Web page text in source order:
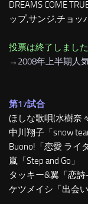
DREAMS COME
ップ,サンジ,チョッ
投票は終了しました
→ 2008年上半期人
第17試合
ほしな歌唄(水樹奈
中川翔子「snow
Buono!「恋愛 ライ
嵐「Step and Go」
タッキー&翼「恋詩-
ケツメイシ「出会い